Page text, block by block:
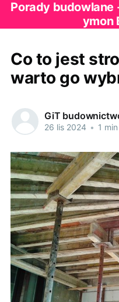
Porady budowlane
ymon
Co to jest
warto go
GiT
26 lis 2024 • 1